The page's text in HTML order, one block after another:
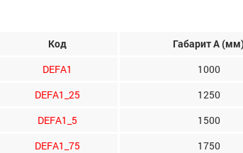
Код Габарит A (мм)
DEFA1
1000
DEFA1_25
1250
DEFA1_5
1500
DEFA1_75
1750